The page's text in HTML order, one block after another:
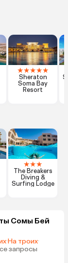
★★★★★
Sheraton
Soma Bay
Resort
★★★
The Breakers
Diving &
Surfing Lodge
Сомы Бей
·На троих·
запросы